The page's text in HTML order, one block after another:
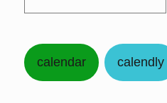
calendar calendly